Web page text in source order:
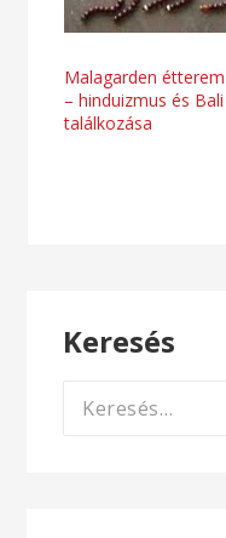
Bejegyzés
navigáció
Malagarden étterem
– hinduizmus és Bali
találkozása
Keresés
Keresés: